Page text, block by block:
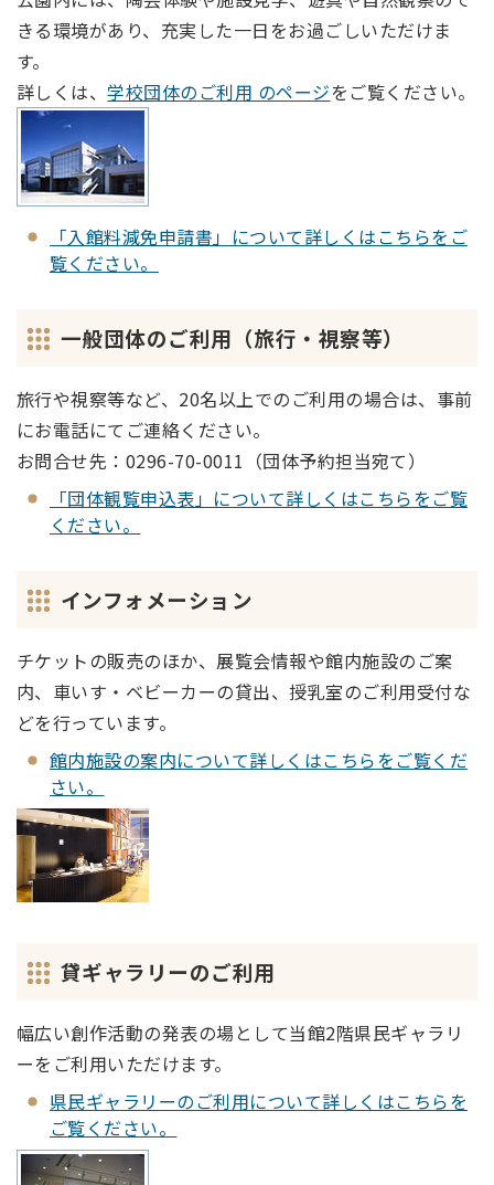
きる環境があり、充実した一日をお過ごしいただけま
す。
詳しくは、学校団体のご利用 のページをご覧ください。
「入館料減免申請書」について詳しくはこちらをご
覧ください。
一般団体のご利用（旅行・視察等）
旅行や視察等など、20名以上でのご利用の場合は、事前
にお電話にてご連絡ください。
お問合せ先：0296-70-0011（団体予約担当宛て）
「団体観覧申込表」について詳しくはこちらをご覧
ください。
インフォメーション
チケットの販売のほか、展覧会情報や館内施設のご案
内、車いす・ベビーカーの貸出、授乳室のご利用受付な
どを行っています。
館内施設の案内について詳しくはこちらをご覧くだ
さい。
貸ギャラリーのご利用
幅広い創作活動の発表の場として当館2階県民ギャラリ
ーをご利用いただけます。
県民ギャラリーのご利用について詳しくはこちらを
ご覧ください。